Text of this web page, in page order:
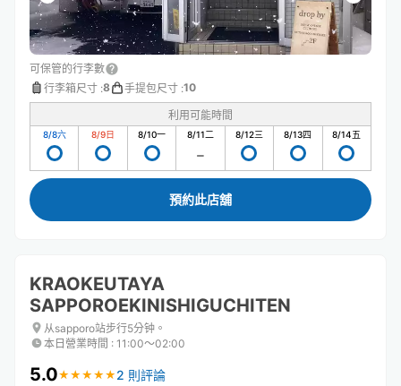
可保管的行李數
行李箱尺寸 :8 手提包尺寸 :10
利用可能時間
8/8六 8/9日 8/10一 8/11二 8/12三 8/13四 8/14五
預約此店舖
KRAOKEUTAYA
SAPPOROEKINISHIGUCHITEN
从sapporo站步行5分钟。
本日營業時間 : 11:00〜02:00
5.0★ ★ ★ ★ ★
★ ★ ★ ★ ★ 2 則評論